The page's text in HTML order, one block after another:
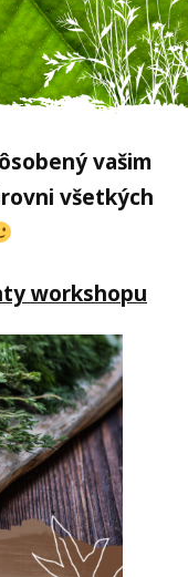
vašim
všetkých
workshopu